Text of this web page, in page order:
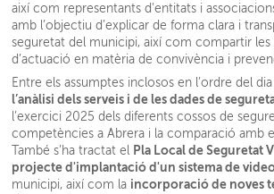
així com representants d'entitats i
amb l’objectiu d’explicar de forma clara i
seguretat del municipi, així com compartir les
d’actuació en matèria de convivència i
Entre els assumptes inclosos en l’ordre del
l’anàlisi dels serveis i de les dades de
l’exercici 2025 dels diferents cossos de
competències a Abrera i la comparació amb
També s’ha tractat el Pla Local de Seguretat
projecte d'implantació d'un sistema de
municipi, així com la incorporació de noves